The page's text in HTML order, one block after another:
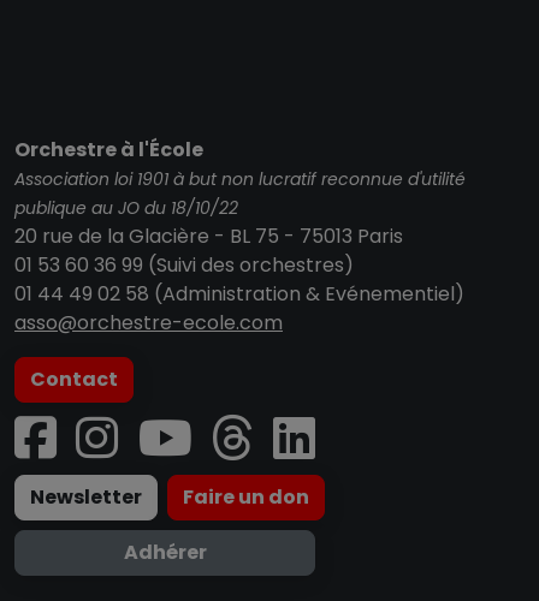
Orchestre à l'École
Association loi 1901 à but non lucratif reconnue d'utilité
publique au JO du 18/10/22
20 rue de la Glacière - BL 75 - 75013 Paris
01 53 60 36 99 (Suivi des orchestres)
01 44 49 02 58 (Administration & Evénementiel)
asso@orchestre-ecole.com
Contact
Newsletter
Faire un don
Adhérer